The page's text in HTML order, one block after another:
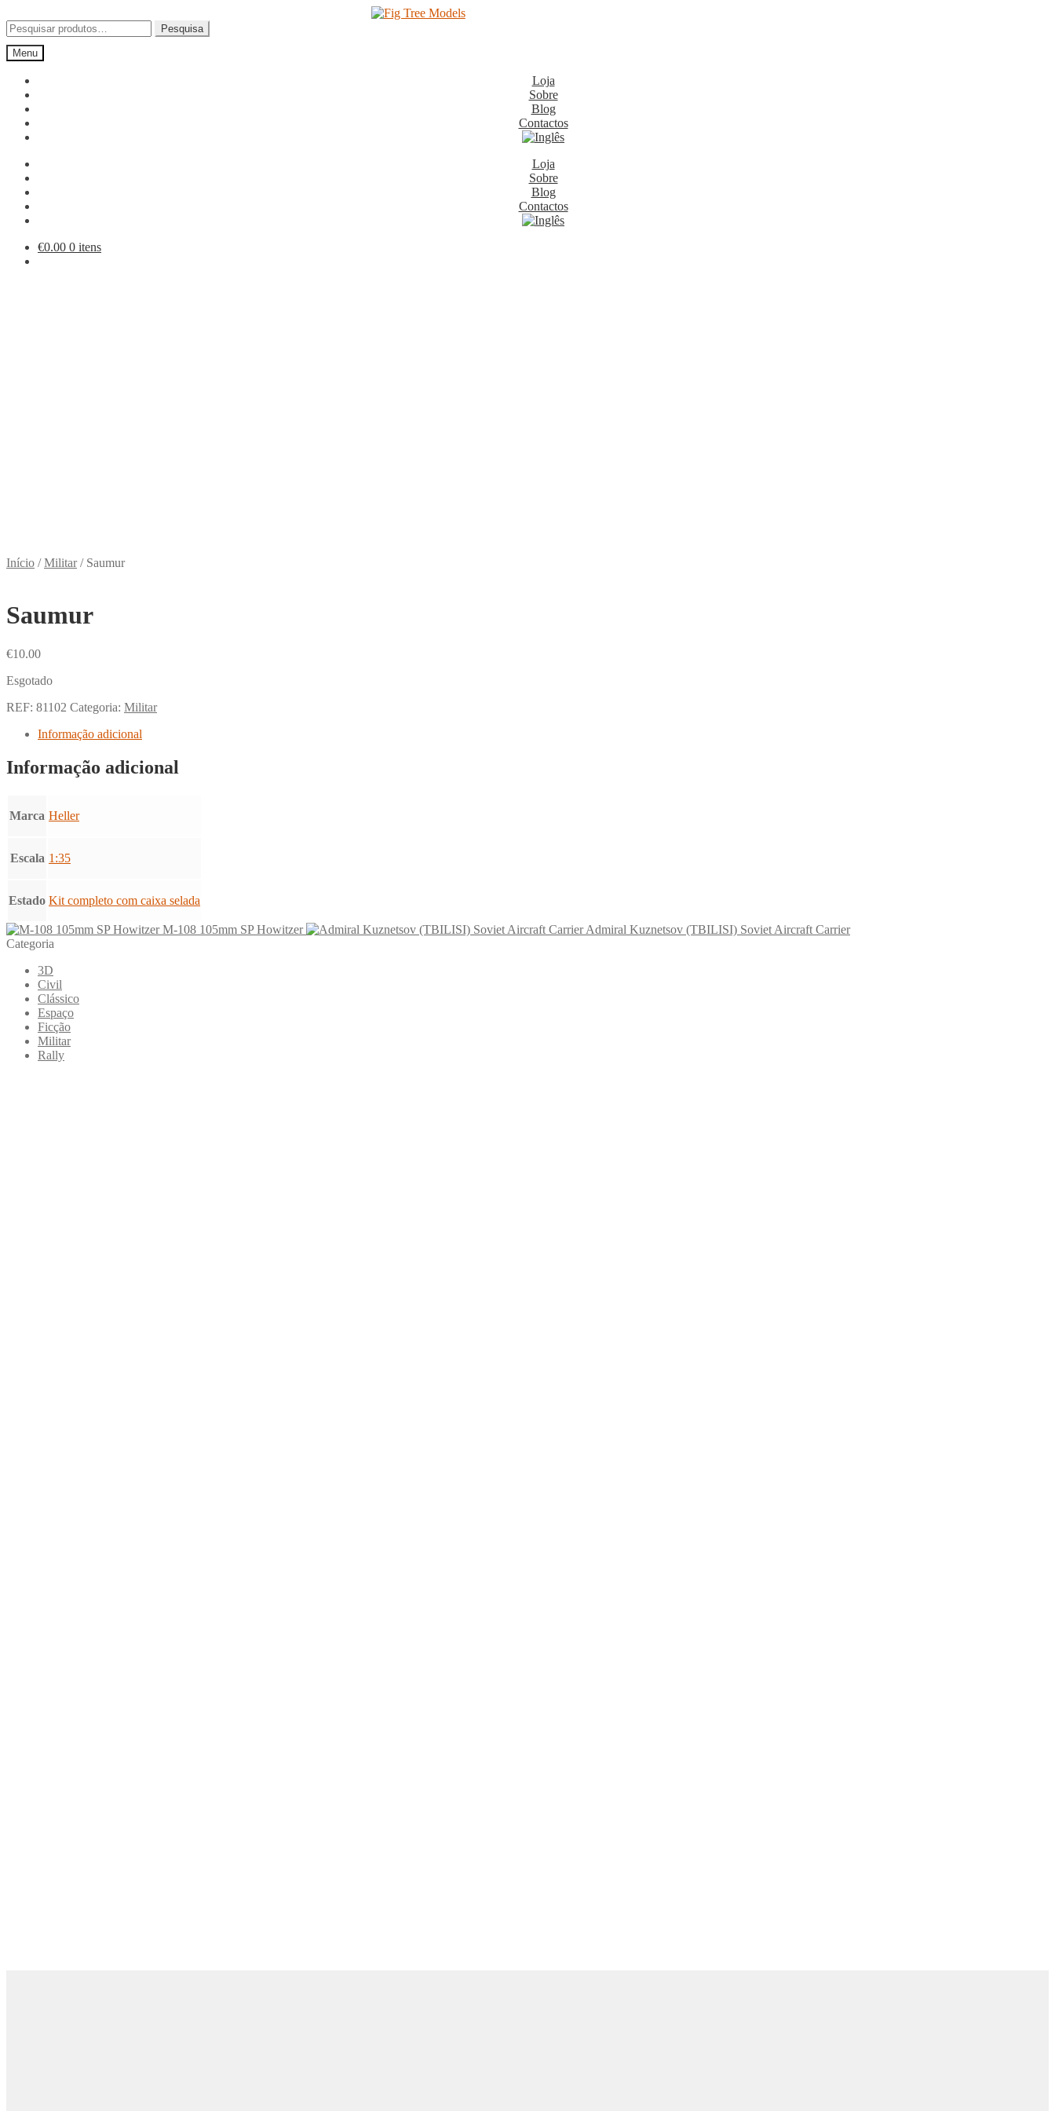
para
a
navegação
para
o
conteúdo
Pesquisar
por:
Pesquisa
Menu
Loja
Sobre
Blog
Contactos
Loja
Sobre
Blog
Contactos
€0.00 0 itens
Início /Militar/ Saumur
Saumur
€10.00
Esgotado
REF: 81102 Categoria: Militar
Informação adicional
Informação adicional
Marca Heller
Escala 1:35
Estado Kit completo com caixa selada
M-108 105mm SP Howitzer
Admiral Kuznetsov (TBILISI) Soviet Aircraft Carrier
Categoria
3D
Civil
Clássico
Espaço
Ficção
Militar
Rally